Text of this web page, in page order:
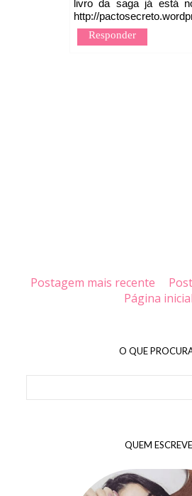
livro da saga já está
http://
Responder
Postagem mais recente
Página inicial
O QUE
QUEM ESCREVE